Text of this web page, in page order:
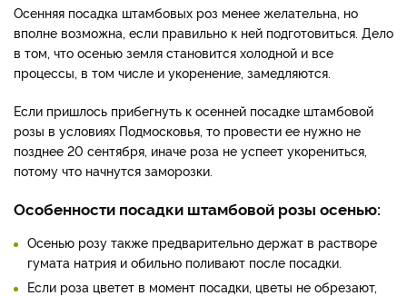
Осенняя посадка штамбовых роз менее желательна, но
вполне возможна, если правильно к ней подготовиться. Дело
в том, что осенью земля становится холодной и все
процессы, в том числе и укоренение, замедляются.
Если пришлось прибегнуть к осенней посадке штамбовой
розы в условиях Подмосковья, то провести ее нужно не
позднее 20 сентября, иначе роза не успеет укорениться,
потому что начнутся заморозки.
Особенности посадки штамбовой розы осенью:
Осенью розу также предварительно держат в растворе
гумата натрия и обильно поливают после посадки.
Если роза цветет в момент посадки, цветы не обрезают,